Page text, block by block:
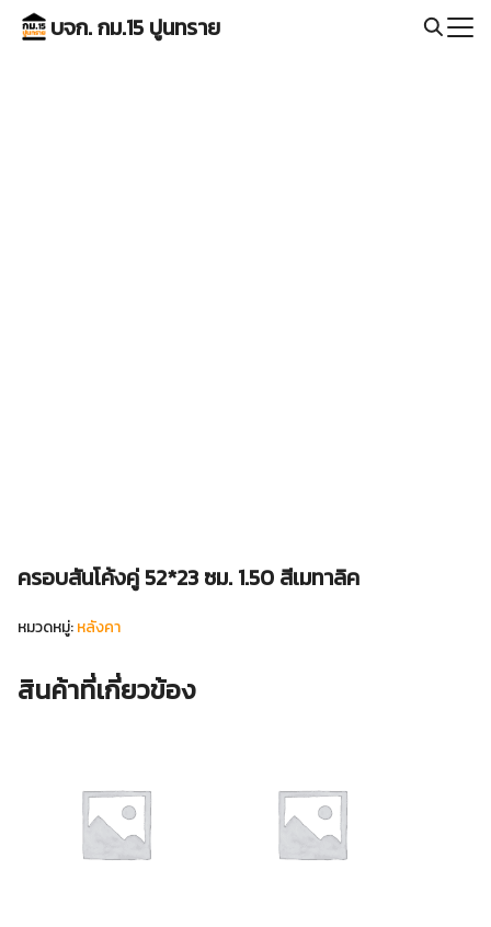
Skip
บจก. กม.15 ปูนทราย
ครอบสันโค้งคู่ 52*23 ซม. 1.50 สีเมทาลิค
หมวดหมู่:หลังคา
สินค้าที่เกี่ยวข้อง